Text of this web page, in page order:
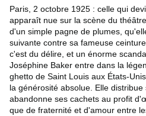
Paris, 2 octobre 1925 : celle qui
apparaît nue sur la scène du
d'un simple pagne de plumes,
suivante contre sa fameuse
c'est du délire, et un énorme
Joséphine Baker entre dans la
ghetto de Saint Louis aux États-
la générosité absolue. Elle distribue
abandonne ses cachets au profit
que de fraternité et d'amour entre